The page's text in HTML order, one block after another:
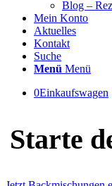
Blog –
Mein Konto
Aktuelles
Kontakt
Suche
Menü Menü
0Einkaufswagen
Starte